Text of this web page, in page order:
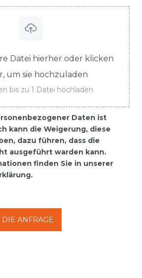
Datei hierher oder klicken
um sie hochzuladen
bis zu 1 Datei hochladen
Daten ist
kann die Weigerung, diese
dazu führen, dass die
ausgeführt warden kann.
finden Sie in unserer
ANFRAGE